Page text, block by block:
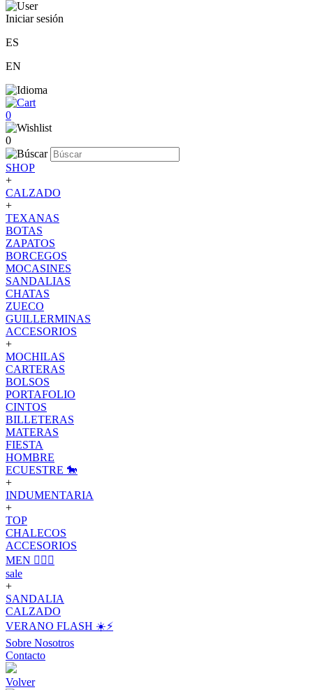
Iniciar sesión
ES
EN
0
0
SHOP
+
CALZADO
+
TEXANAS
BOTAS
ZAPATOS
BORCEGOS
MOCASINES
SANDALIAS
CHATAS
ZUECO
GUILLERMINAS
ACCESORIOS
+
MOCHILAS
CARTERAS
BOLSOS
PORTAFOLIO
CINTOS
BILLETERAS
MATERAS
FIESTA
HOMBRE
ECUESTRE 🐎
+
INDUMENTARIA
+
TOP
CHALECOS
ACCESORIOS
MEN 🙋🏽‍♂️
sale
+
SANDALIA
CALZADO
VERANO FLASH ☀️⚡️
Sobre Nosotros
Contacto
Volver